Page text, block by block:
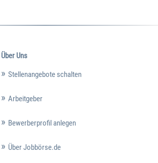
Über Uns
Stellenangebote schalten
Arbeitgeber
Bewerberprofil anlegen
Über Jobbörse.de